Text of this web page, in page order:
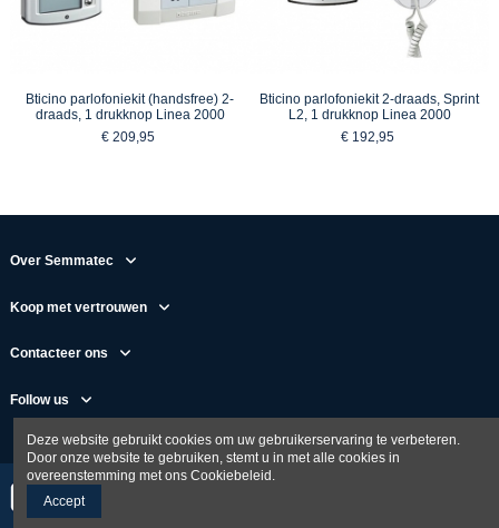
Bticino parlofoniekit (handsfree) 2-
draads, 1 drukknop Linea 2000
€ 209,95
Bticino parlofoniekit 2-draads, Sprint
L2, 1 drukknop Linea 2000
€ 192,95
Over Semmatec
Koop met vertrouwen
Contacteer ons
Follow us
Deze website gebruikt cookies om uw gebruikerservaring te verbeteren.
Door onze website te gebruiken, stemt u in met alle cookies in
overeenstemming met ons Cookiebeleid.
Accept